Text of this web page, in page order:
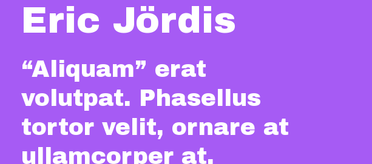
Eric Jördis
“Aliquam” erat
volutpat. Phasellus
tortor velit, ornare at
ullamcorper at,